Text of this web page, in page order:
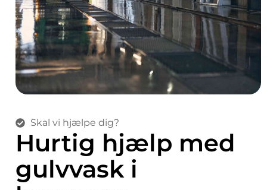
Skal vi hjælpe dig?
Hurtig hjælp med
gulvvask i